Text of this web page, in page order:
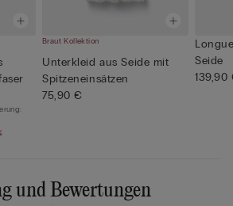
Braut Kollektion
Unterkleid aus Seide mit
Spitzeneinsätzen
75,90 €
Seide
139,90
und Bewertungen